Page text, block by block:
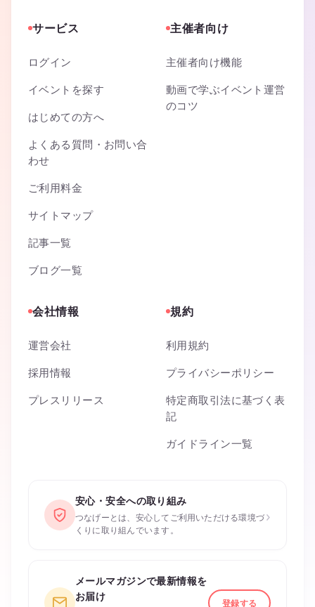
サービス
ログイン
イベントを探す
はじめての方へ
よくある質問・お問い合
わせ
ご利用料金
サイトマップ
記事一覧
ブログ一覧
主催者向け
主催者向け機能
動画で学ぶイベント運営
のコツ
会社情報
運営会社
採用情報
プレスリリース
規約
利用規約
プライバシーポリシー
特定商取引法に基づく表
記
ガイドライン一覧
安心・安全への取り組み
つなげーとは、安心してご利用いただける環境づ
くりに取り組んでいます。
›
メールマガジンで最新情報を
お届け
登録する